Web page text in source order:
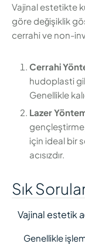
Vajinal estetikte
göre değişiklik
cerrahi ve non-
Cerrahi
hudoplasti
Genellikle
Lazer
için ideal bir
acısızdır.
Sık
Vajinal estetik
Genellikle